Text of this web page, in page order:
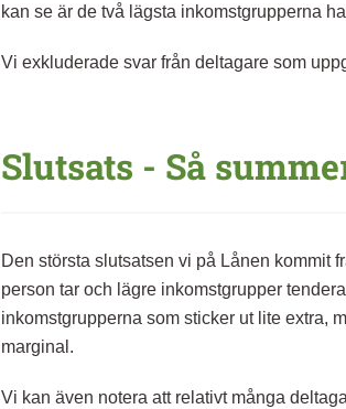
kan se är de två lägsta inkomstgrupperna
Vi exkluderade svar från deltagare som
Slutsats - Så
Den största slutsatsen vi på Lånen kommit
person tar och lägre inkomstgrupper
inkomstgrupperna som sticker ut lite extra,
marginal.
Vi kan även notera att relativt många